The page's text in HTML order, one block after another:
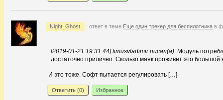
Night_Ghost : ответ в теме Еще один трекер для беспилотника в
[2019-01-21 19:31:44] timusvladimirписал(а): Модуль
достаточно прилично. Сколько маяк проживёт это большой
И это тоже. Софт пытается регулировать […]
Ответить (0) Избранное